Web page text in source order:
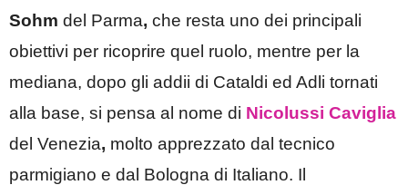
Sohm del Parma, che resta uno dei principali
obiettivi per ricoprire quel ruolo, mentre per la
mediana, dopo gli addii di Cataldi ed Adli tornati
alla base, si pensa al nome di Nicolussi Caviglia
del Venezia, molto apprezzato dal tecnico
parmigiano e dal Bologna di Italiano. Il